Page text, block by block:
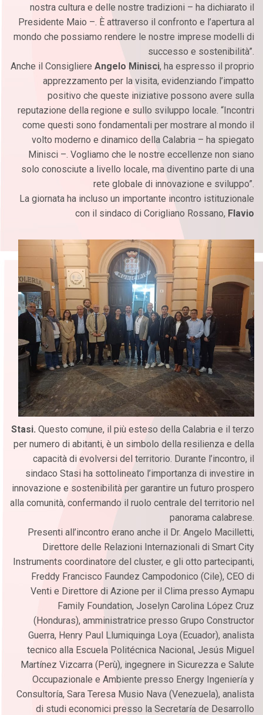
nostra cultura e delle nostre tradizioni – ha dichiarato il
Presidente Maio –. È attraverso il confronto e l’apertura al
mondo che possiamo rendere le nostre imprese modelli di
successo e sostenibilità”.
Anche il Consigliere Angelo Minisci, ha espresso il proprio
apprezzamento per la visita, evidenziando l’impatto
positivo che queste iniziative possono avere sulla
reputazione della regione e sullo sviluppo locale. “Incontri
come questi sono fondamentali per mostrare al mondo il
volto moderno e dinamico della Calabria – ha spiegato
Minisci –. Vogliamo che le nostre eccellenze non siano
solo conosciute a livello locale, ma diventino parte di una
rete globale di innovazione e sviluppo”.
La giornata ha incluso un importante incontro istituzionale
con il sindaco di Corigliano Rossano, Flavio
Stasi. Questo comune, il più esteso della Calabria e il terzo
per numero di abitanti, è un simbolo della resilienza e della
capacità di evolversi del territorio. Durante l’incontro, il
sindaco Stasi ha sottolineato l’importanza di investire in
innovazione e sostenibilità per garantire un futuro prospero
alla comunità, confermando il ruolo centrale del territorio nel
panorama calabrese.
Presenti all’incontro erano anche il Dr. Angelo Macilletti,
Direttore delle Relazioni Internazionali di Smart City
Instruments coordinatore del cluster, e gli otto partecipanti,
Freddy Francisco Faundez Campodonico (Cile), CEO di
Venti e Direttore di Azione per il Clima presso Aymapu
Family Foundation, Joselyn Carolina López Cruz
(Honduras), amministratrice presso Grupo Constructor
Guerra, Henry Paul Llumiquinga Loya (Ecuador), analista
tecnico alla Escuela Politécnica Nacional, Jesús Miguel
Martínez Vizcarra (Perù), ingegnere in Sicurezza e Salute
Occupazionale e Ambiente presso Energy Ingeniería y
Consultoría, Sara Teresa Musio Nava (Venezuela), analista
di studi economici presso la Secretaría de Desarrollo